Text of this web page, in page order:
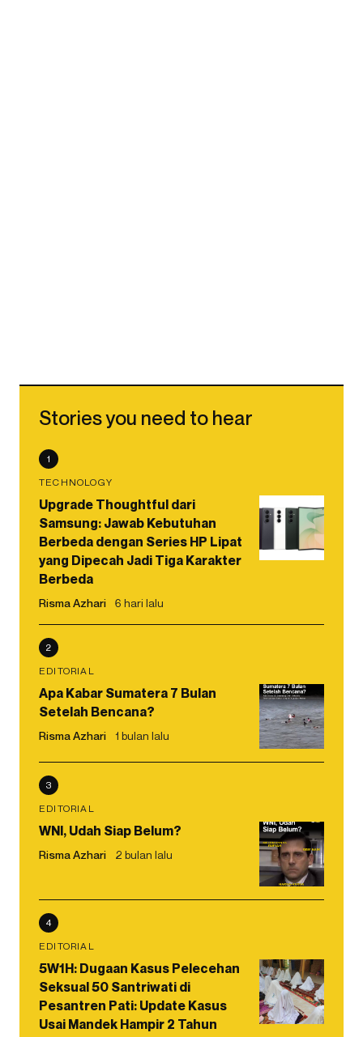
Stories you need to hear
1
TECHNOLOGY
Upgrade Thoughtful dari
Samsung: Jawab Kebutuhan
Berbeda dengan Series HP Lipat
yang Dipecah Jadi Tiga Karakter
Berbeda
Risma Azhari 6 hari lalu
2
EDITORIAL
Apa Kabar Sumatera 7 Bulan
Setelah Bencana?
Risma Azhari 1 bulan lalu
3
EDITORIAL
WNI, Udah Siap Belum?
Risma Azhari 2 bulan lalu
4
EDITORIAL
5W1H: Dugaan Kasus Pelecehan
Seksual 50 Santriwati di
Pesantren Pati: Update Kasus
Usai Mandek Hampir 2 Tahun